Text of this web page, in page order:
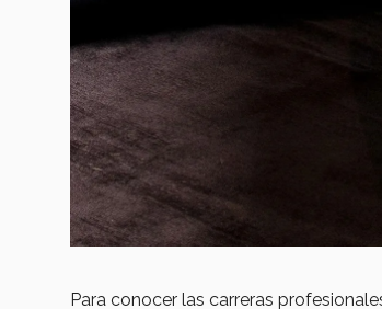
Para conocer las carreras